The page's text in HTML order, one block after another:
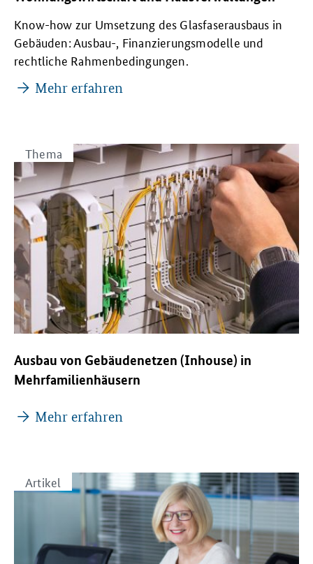
Know-how zur Umsetzung des Glasfaserausbaus in
Gebäuden: Ausbau-, Finanzierungsmodelle und
rechtliche Rahmenbedingungen.
Mehr erfahren
Thema
Ausbau von Gebäudenetzen (Inhouse) in
Mehrfamilienhäusern
Mehr erfahren
Artikel